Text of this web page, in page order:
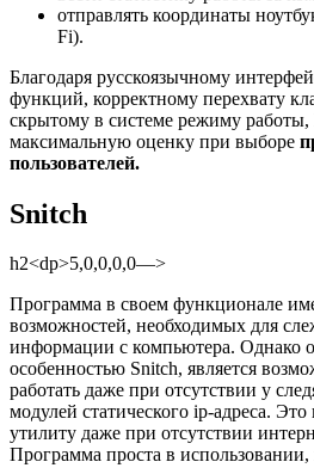
отправлять координаты
Fi).
Благодаря русскоязычному
функций, корректному перехвату
скрытому в системе режиму работы,
максимальную оценку при выборе
пользователей.
Snitch
h2<dp>5,0,0,0,0—>
Программа в своем функционале
возможностей, необходимых для
информации с компьютера. Однако
особенностью Snitch, является
работать даже при отсутствии у
модулей статического ip-адреса.
утилиту даже при отсутствии
Программа проста в использовании,